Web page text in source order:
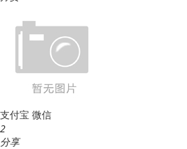
支付宝 微信
2
分享